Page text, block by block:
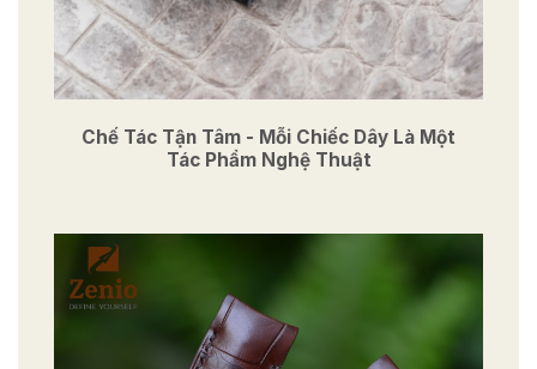
Chế Tác Tận Tâm - Mỗi Chiếc Dây Là Một
Tác Phẩm Nghệ Thuật